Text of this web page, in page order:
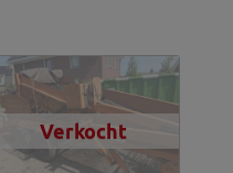
Verkocht